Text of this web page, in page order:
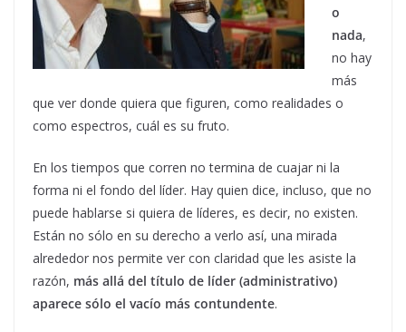
o
nada,
no hay
más
que ver donde quiera que figuren, como realidades o
como espectros, cuál es su fruto.
En los tiempos que corren no termina de cuajar ni la
forma ni el fondo del líder. Hay quien dice, incluso, que no
puede hablarse si quiera de líderes, es decir, no existen.
Están no sólo en su derecho a verlo así, una mirada
alrededor nos permite ver con claridad que les asiste la
razón, más allá del título de líder (administrativo)
aparece sólo el vacío más contundente.